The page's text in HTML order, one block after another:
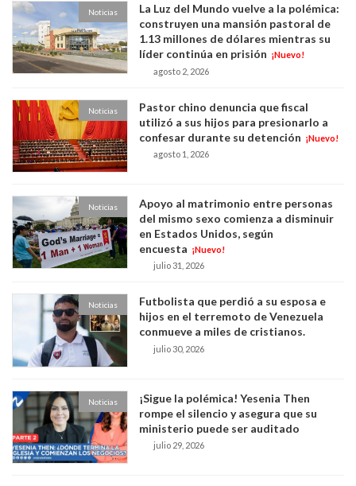
Noticias
La Luz del Mundo vuelve a la polémica:
construyen una mansión pastoral de
1.13 millones de dólares mientras su
líder continúa en prisión ¡Nuevo!
agosto 2, 2026
Noticias
Pastor chino denuncia que fiscal
utilizó a sus hijos para presionarlo a
confesar durante su detención ¡Nuevo!
agosto 1, 2026
Noticias
Apoyo al matrimonio entre personas
del mismo sexo comienza a disminuir
en Estados Unidos, según
encuesta ¡Nuevo!
julio 31, 2026
Noticias
Futbolista que perdió a su esposa e
hijos en el terremoto de Venezuela
conmueve a miles de cristianos.
julio 30, 2026
Noticias
¡Sigue la polémica! Yesenia Then
rompe el silencio y asegura que su
ministerio puede ser auditado
julio 29, 2026